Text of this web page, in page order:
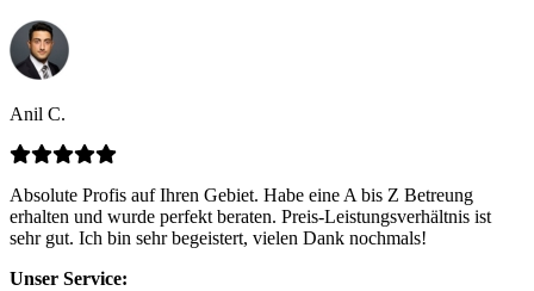
Anil C.
Absolute Profis auf Ihren Gebiet. Habe eine A bis Z Betreung
erhalten und wurde perfekt beraten. Preis-Leistungsverhältnis ist
sehr gut. Ich bin sehr begeistert, vielen Dank nochmals!
Unser Service: